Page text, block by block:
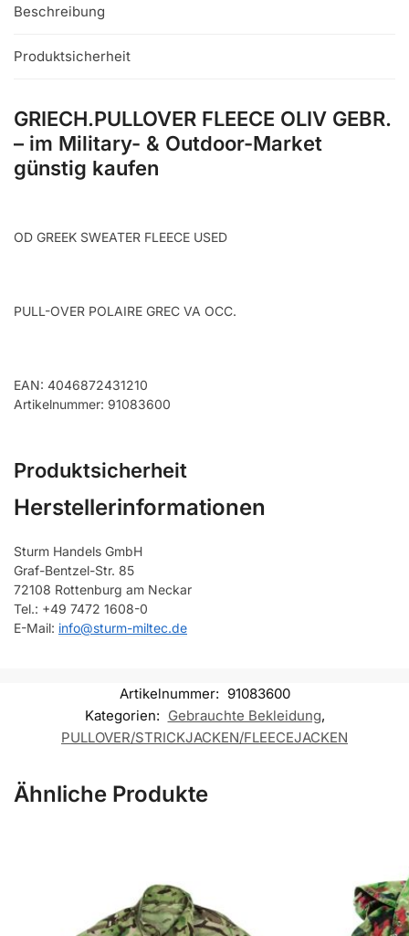
Beschreibung
Produktsicherheit
GRIECH.PULLOVER FLEECE OLIV GEBR.
– im Military- & Outdoor-Market
günstig kaufen
OD GREEK SWEATER FLEECE USED
PULL-OVER POLAIRE GREC VA OCC.
EAN: 4046872431210
Artikelnummer: 91083600
Produktsicherheit
Herstellerinformationen
Sturm Handels GmbH
Graf-Bentzel-Str. 85
72108 Rottenburg am Neckar
Tel.: +49 7472 1608-0
E-Mail: info@sturm-miltec.de
Artikelnummer: 91083600
Kategorien: Gebrauchte Bekleidung,
PULLOVER/STRICKJACKEN/FLEECEJACKEN
Ähnliche Produkte